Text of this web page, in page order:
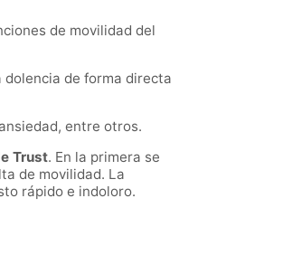
de movilidad del
de forma directa
entre otros.
Trust. En la primera se
de movilidad. La
rápido e indoloro.